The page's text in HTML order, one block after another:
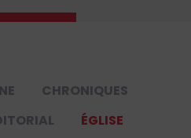
CHRONIQUES
ÉGLISE